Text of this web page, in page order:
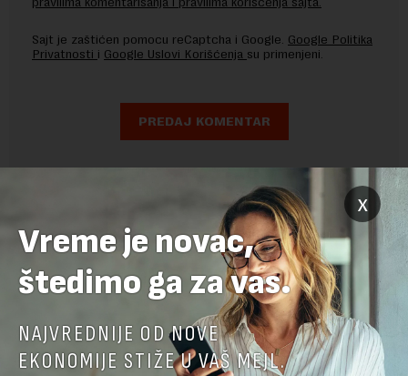
Sajt je zaštićen pomocu reCaptcha i Google. Google Politika
Privatnosti i Google Uslovi Korišćenja su primenjeni.
x
Vreme je novac,
štedimo ga za vas.
NAJVREDNIJE OD NOVE
EKONOMIJE STIŽE U VAŠ MEJL.